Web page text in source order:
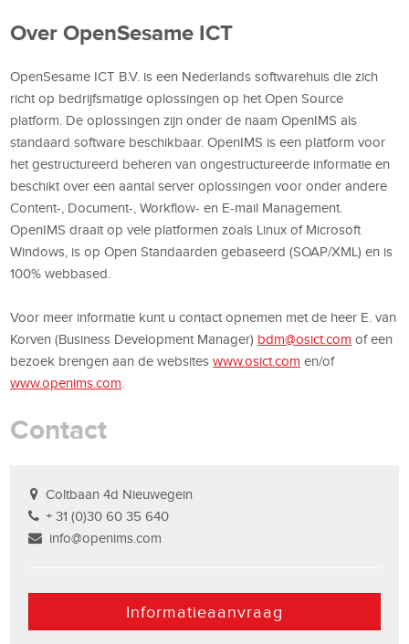
Over OpenSesame ICT
OpenSesame ICT B.V. is een Nederlands softwarehuis die zich
richt op bedrijfsmatige oplossingen op het Open Source
platform. De oplossingen zijn onder de naam OpenIMS als
standaard software beschikbaar. OpenIMS is een platform voor
het gestructureerd beheren van ongestructureerde informatie en
beschikt over een aantal server oplossingen voor onder andere
Content-, Document-, Workflow- en E-mail Management.
OpenIMS draait op vele platformen zoals Linux of Microsoft
Windows, is op Open Standaarden gebaseerd (SOAP/XML) en is
100% webbased.
Voor meer informatie kunt u contact opnemen met de heer E. van
Korven (Business Development Manager) bdm@osict.com of een
bezoek brengen aan de websiteswww.osict.com en/of
www.openims.com
Contact
Coltbaan 4d Nieuwegein
+ 31 (0)30 60 35 640
info@openims.com
Informatieaanvraag